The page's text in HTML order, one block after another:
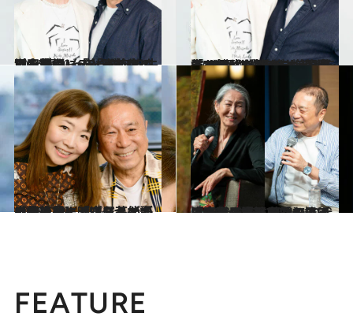
2026.1.10
ピンク・レディー前夜の増田惠子（68）が抱えていた苦悩…「3歳で父を失い、養女に」「高校生で、“素人っぽくない”と不合格に…」
カルチャー 2026.1.10
「10cmの傷口にガーゼを詰めて武道館へ」増田惠子（68）が明かす、腹膜炎で倒れてもステージに立ち続けた“壮絶すぎる”ピンク・レディーの4年7カ月
カルチャー
2025.12.9
【新連載】「パジャマ姿の梓みちよ、中尾ミエが自宅に…」 ワタナベエンタ社長・渡辺ミキが語る幼少期に映った芸能の世界
カルチャー 2025.7.30
「60代で恋に落ちて…」「大勢の女性に愛を捧げてきた」浅野忠信の母・浅野順子さん（74）＆近田春夫さん（74）の70代コンビが語った「シニアの恋」
カルチャー
FEATURE